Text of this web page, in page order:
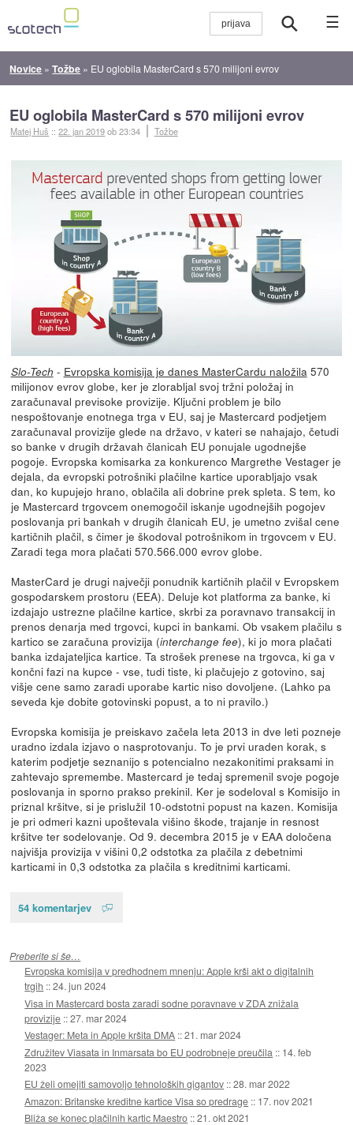
☰
Novice »Tožbe » EU oglobila MasterCard s 570 milijoni evrov
EU oglobila MasterCard s 570 milijoni evrov
Matej Huš ::22. jan 2019ob 23:34 Tožbe
Slo-Tech - Evropska komisija je danes MasterCardu naložila 570
milijonov evrov globe, ker je zlorabljal svoj tržni položaj in
zaračunaval previsoke provizije. Ključni problem je bilo
nespoštovanje enotnega trga v EU, saj je Mastercard podjetjem
zaračunaval provizije glede na državo, v kateri se nahajajo, četudi
so banke v drugih državah članicah EU ponujale ugodnejše
pogoje. Evropska komisarka za konkurenco Margrethe Vestager je
dejala, da evropski potrošniki plačilne kartice uporabljajo vsak
dan, ko kupujejo hrano, oblačila ali dobrine prek spleta. S tem, ko
je Mastercard trgovcem onemogočil iskanje ugodnejših pogojev
poslovanja pri bankah v drugih članicah EU, je umetno zvišal cene
kartičnih plačil, s čimer je škodoval potrošnikom in trgovcem v EU.
Zaradi tega mora plačati 570.566.000 evrov globe.
MasterCard je drugi največji ponudnik kartičnih plačil v Evropskem
gospodarskem prostoru (EEA). Deluje kot platforma za banke, ki
izdajajo ustrezne plačilne kartice, skrbi za poravnavo transakcij in
prenos denarja med trgovci, kupci in bankami. Ob vsakem plačilu s
kartico se zaračuna provizija (interchange fee), ki jo mora plačati
banka izdajateljica kartice. Ta strošek prenese na trgovca, ki ga v
končni fazi na kupce - vse, tudi tiste, ki plačujejo z gotovino, saj
višje cene samo zaradi uporabe kartic niso dovoljene. (Lahko pa
seveda kje dobite gotovinski popust, a to ni pravilo.)
Evropska komisija je preiskavo začela leta 2013 in dve leti pozneje
uradno izdala izjavo o nasprotovanju. To je prvi uraden korak, s
katerim podjetje seznanijo s potencialno nezakonitimi praksami in
zahtevajo spremembe. Mastercard je tedaj spremenil svoje pogoje
poslovanja in sporno prakso prekinil. Ker je sodeloval s Komisijo in
priznal kršitve, si je prislužil 10-odstotni popust na kazen. Komisija
je pri odmeri kazni upoštevala višino škode, trajanje in resnost
kršitve ter sodelovanje. Od 9. decembra 2015 je v EAA določena
najvišja provizija v višini 0,2 odstotka za plačila z debetnimi
karticami in 0,3 odstotka za plačila s kreditnimi karticami.
54 komentarjev
Preberite si še…
Evropska komisija v predhodnem mnenju: Apple krši akt o digitalnih
trgih ::24. jun 2024
Visa in Mastercard bosta zaradi sodne poravnave v ZDA znižala
provizije ::27. mar 2024
Vestager: Meta in Apple kršita DMA ::21. mar 2024
Združitev Viasata in Inmarsata bo EU podrobneje preučila :: 14. feb
2023
EU želi omejiti samovoljo tehnoloških gigantov ::28. mar 2022
Amazon: Britanske kreditne kartice Visa so predrage :: 17. nov 2021
Bliža se konec plačilnih kartic Maestro ::21. okt 2021